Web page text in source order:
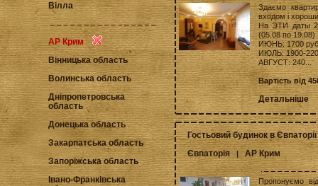
Вілла
АР Крим
Вінницька область
Волинська область
Дніпропетровська
область
Донецька область
Закарпатська область
Запоріжська область
Івано-Франківська
Здаємо
входом і
На ЭТИ даты
(05.08 по 19.08)
ИЮНЬ: 1700
ИЮЛЬ: 1900-
АВГУСТ: 240...
Вартість від
Детальніше
Гостьовий будинок в Євпаторії
Євпаторія |АР Крим
Пропонуємо